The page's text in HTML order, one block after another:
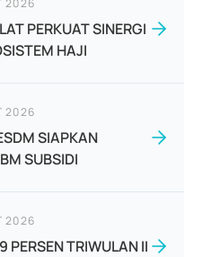
2026
PERKUAT SINERGI
HAJI
2026
SIAPKAN
SUBSIDI
2026
PERSEN TRIWULAN II